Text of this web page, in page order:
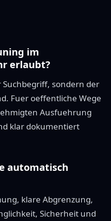
im
erlaubt?
sondern der
Fuer oeffentliche Wege
Ausfuehrung
klar dokumentiert
automatisch
klare Abgrenzung,
Sicherheit und